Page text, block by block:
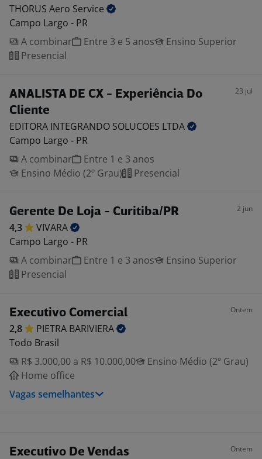
THORUS Aero Service
Campo Largo - PR
A combinar
Entre 3 e 5 anos
Ensino Superior
Presencial
ANALISTA DE CX - Experiência Do
Cliente
23 jul
EDITORA INTEGRANDO SOLUCOES LTDA
Campo Largo - PR
A combinar
Entre 1 e 3 anos
Ensino Médio (2º Grau)
Presencial
Gerente De Loja - Curitiba/PR 2 jun
4,3
VIVARA
Campo Largo - PR
A combinar
Entre 1 e 3 anos
Ensino Superior
Presencial
Executivo Comercial Ontem
2,8 PIETRA BARIVIERA
Todo Brasil
R$ 3.000,00 a R$ 10.000,00
Ensino Médio (2º Grau)
Home office
Vagas semelhantes
Executivo De Vendas Ontem